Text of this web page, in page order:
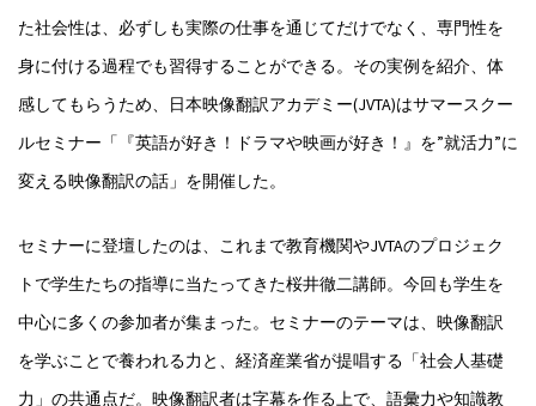
た社会性は、必ずしも実際の仕事を通じてだけでなく、専門性を
身に付ける過程でも習得することができる。その実例を紹介、体
感してもらうため、日本映像翻訳アカデミー(JVTA)はサマースクー
ルセミナー「『英語が好き！ドラマや映画が好き！』を”就活力”に
変える映像翻訳の話」を開催した。
セミナーに登壇したのは、これまで教育機関やJVTAのプロジェク
トで学生たちの指導に当たってきた桜井徹二講師。今回も学生を
中心に多くの参加者が集まった。セミナーのテーマは、映像翻訳
を学ぶことで養われる力と、経済産業省が提唱する「社会人基礎
力」の共通点だ。映像翻訳者は字幕を作る上で、語彙力や知識教